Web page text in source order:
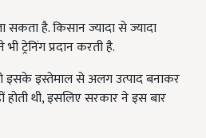
है. किसान ज्यादा से ज्यादा
प्रदान करती है.
इसके इस्तेमाल से अलग उत्पाद बनाकर
होती थी, इसलिए सरकार ने इस बार